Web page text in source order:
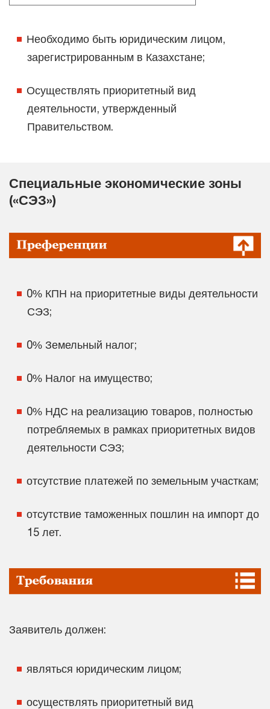
Необходимо быть юридическим лицом,
зарегистрированным в Казахстане;
Осуществлять приоритетный вид
деятельности, утвержденный
Правительством.
Специальные экономические зоны
(«СЭЗ»)
0% КПН на приоритетные виды деятельности
СЭЗ;
0% Земельный налог;
0% Налог на имущество;
0% НДС на реализацию товаров, полностью
потребляемых в рамках приоритетных видов
деятельности СЭЗ;
отсутствие платежей по земельным участкам;
отсутствие таможенных пошлин на импорт до
15 лет.
Заявитель должен:
являться юридическим лицом;
осуществлять приоритетный вид